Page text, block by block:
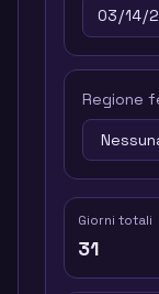
Regione
Giorni totali
31